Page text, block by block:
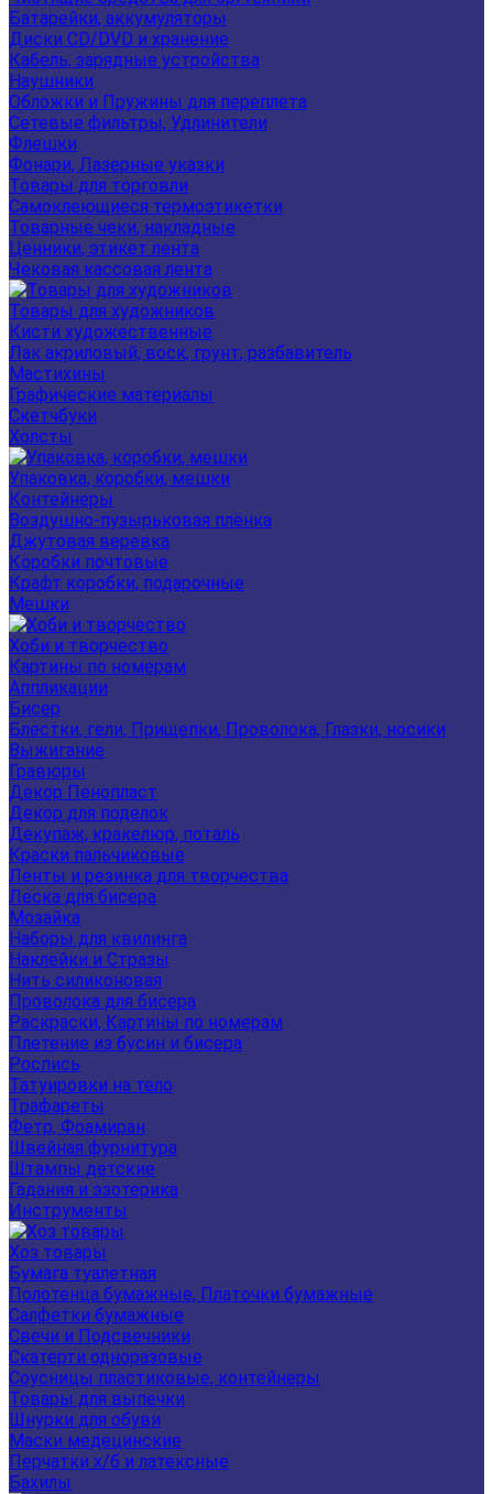
Батарейки, аккумуляторы
Диски CD/DVD и хранение
Кабель, зарядные устройства
Наушники
Обложки и Пружины для переплета
Сетевые фильтры, Удлинители
Флешки
Фонари, Лазерные указки
Товары для торговли
Самоклеющиеся термоэтикетки
Товарные чеки, накладные
Ценники, этикет лента
Чековая кассовая лента
Товары для художников
Кисти художественные
Лак акриловый, воск, грунт, разбавитель
Мастихины
Графические материалы
Скетчбуки
Холсты
Упаковка, коробки, мешки
Контейнеры
Воздушно-пузырьковая плёнка
Джутовая веревка
Коробки почтовые
Крафт коробки, подарочные
Мешки
Хоби и творчество
Картины по номерам
Аппликации
Бисер
Блестки, гели, Прищепки, Проволока, Глазки, носики
Выжигание
Гравюры
Декор Пенопласт
Декор для поделок
Декупаж, кракелюр, поталь
Краски пальчиковые
Ленты и резинка для творчества
Леска для бисера
Мозайка
Наборы для квилинга
Наклейки и Стразы
Нить силиконовая
Проволока для бисера
Раскраски, Картины по номерам
Плетение из бусин и бисера
Роспись
Татуировки на тело
Трафареты
Фетр, Фоамиран
Швейная фурнитура
Штампы детские
Гадания и эзотерика
Инструменты
Хоз товары
Бумага туалетная
Полотенца бумажные, Платочки бумажные
Салфетки бумажные
Свечи и Подсвечники
Скатерти одноразовые
Соусницы пластиковые, контейнеры
Товары для выпечки
Шнурки для обуви
Маски медецинские
Перчатки х/б и латексные
Бахилы